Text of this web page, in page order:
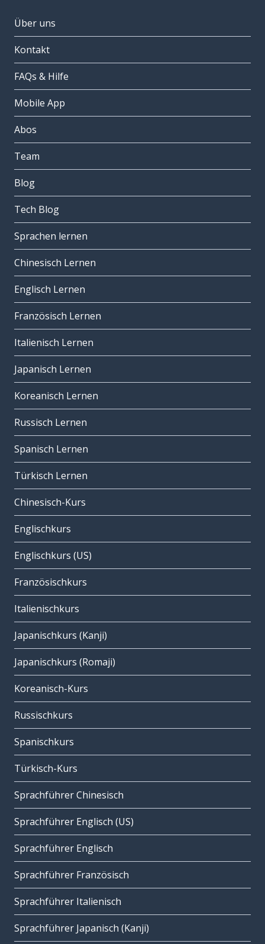
Über uns
Kontakt
FAQs & Hilfe
Mobile App
Abos
Team
Blog
Tech Blog
Sprachen lernen
Chinesisch Lernen
Englisch Lernen
Französisch Lernen
Italienisch Lernen
Japanisch Lernen
Koreanisch Lernen
Russisch Lernen
Spanisch Lernen
Türkisch Lernen
Chinesisch-Kurs
Englischkurs
Englischkurs (US)
Französischkurs
Italienischkurs
Japanischkurs (Kanji)
Japanischkurs (Romaji)
Koreanisch-Kurs
Russischkurs
Spanischkurs
Türkisch-Kurs
Sprachführer Chinesisch
Sprachführer Englisch (US)
Sprachführer Englisch
Sprachführer Französisch
Sprachführer Italienisch
Sprachführer Japanisch (Kanji)